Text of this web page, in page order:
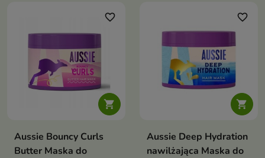

favorite_border
Aussie Bouncy Curls
Butter Maska do

favorite_border
Aussie Deep Hydration
nawilżająca Maska do